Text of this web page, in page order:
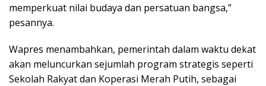
memperkuat nilai budaya dan persatuan bangsa,”
pesannya.
Wapres menambahkan, pemerintah dalam waktu dekat
akan meluncurkan sejumlah program strategis seperti
Sekolah Rakyat dan Koperasi Merah Putih, sebagai